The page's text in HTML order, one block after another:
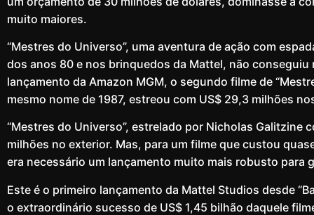
muito maiores.
“Mestres do Universo”, uma aventura de ação com
dos anos 80 e nos brinquedos da Mattel, não conseguiu
lançamento da Amazon MGM, o segundo filme de
mesmo nome de 1987, estreou com US$ 29,3 milhões
“Mestres do Universo”, estrelado por Nicholas Galitzine
milhões no exterior. Mas, para um filme que custou
era necessário um lançamento muito mais robusto para
Este é o primeiro lançamento da Mattel Studios desde
o extraordinário sucesso de US$ 1,45 bilhão daquele